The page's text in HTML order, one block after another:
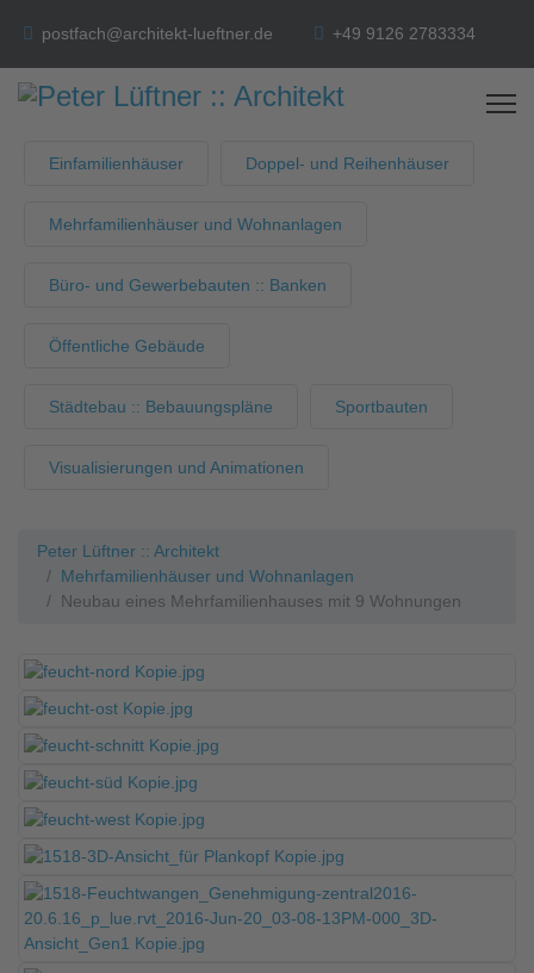
postfach@architekt-lueftner.de +49 9126 2783334
Einfamilienhäuser Doppel- und Reihenhäuser
Mehrfamilienhäuser und Wohnanlagen
Büro- und Gewerbebauten :: Banken
Öffentliche Gebäude
Städtebau :: Bebauungspläne Sportbauten
Visualisierungen und Animationen
Peter Lüftner :: Architekt
Mehrfamilienhäuser und Wohnanlagen
Neubau eines Mehrfamilienhauses mit 9 Wohnungen